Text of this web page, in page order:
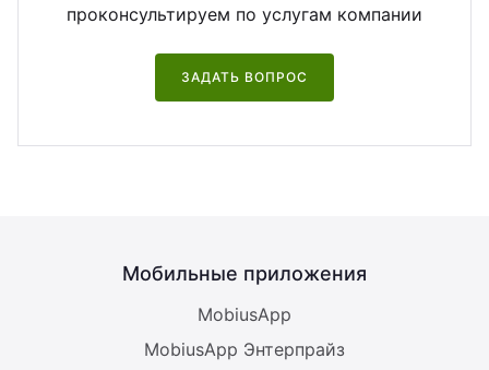
проконсультируем по услугам компании
ЗАДАТЬ ВОПРОС
Мобильные приложения
MobiusApp
MobiusApp Энтерпрайз